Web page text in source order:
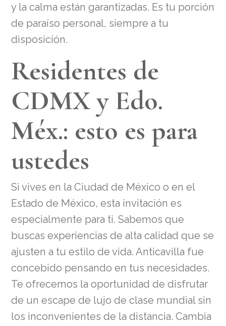
y la calma están garantizadas. Es tu porción
de paraíso personal, siempre a tu
disposición.
Residentes de
CDMX y Edo.
Méx.: esto es para
ustedes
Si vives en la Ciudad de México o en el
Estado de México, esta invitación es
especialmente para ti. Sabemos que
buscas experiencias de alta calidad que se
ajusten a tu estilo de vida. Anticavilla fue
concebido pensando en tus necesidades.
Te ofrecemos la oportunidad de disfrutar
de un escape de lujo de clase mundial sin
los inconvenientes de la distancia. Cambia